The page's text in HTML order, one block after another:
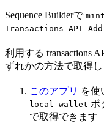
Sequence Builderで
Transactions API
利用する transactions
ずれかの方法で取得し
このアプリ を使
local wallet ボ
で取得できます